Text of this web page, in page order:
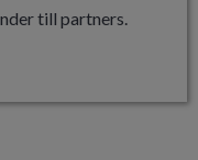
minst 8.400 kr
till partners.